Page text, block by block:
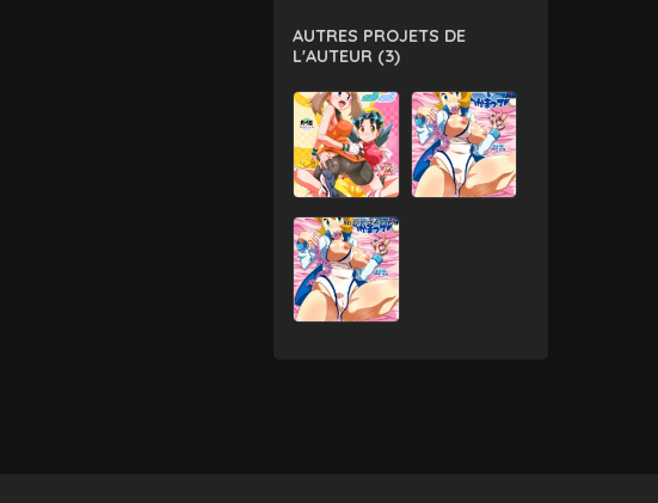
AUTRES PROJETS DE
L'AUTEUR (3)